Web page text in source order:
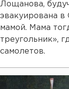
Лощанова,
эвакуирована в
мамой. Мама
треугольник»,
самолетов.